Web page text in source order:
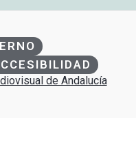
de Andalucía